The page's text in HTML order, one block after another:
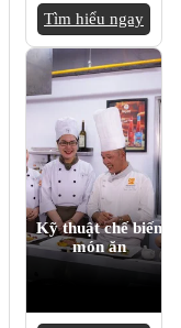
Tìm hiểu ngay
Kỹ thuật chế biến
món ăn